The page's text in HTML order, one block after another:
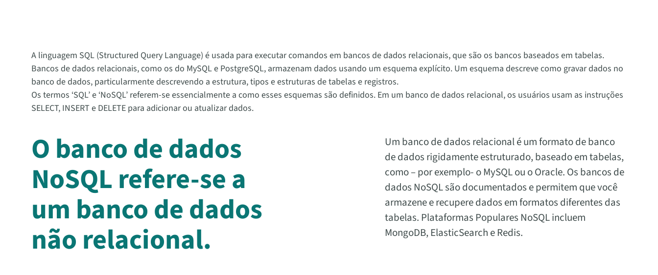
A linguagem SQL (Structured Query Language) é usada para executar comandos em bancos de dados relacionais, que são os bancos baseados em tabelas.
Bancos de dados relacionais, como os do MySQL e PostgreSQL, armazenam dados usando um esquema explícito. Um esquema descreve como gravar dados no
banco de dados, particularmente descrevendo a estrutura, tipos e estruturas de tabelas e registros.
Os termos ‘SQL’ e ‘NoSQL’ referem-se essencialmente a como esses esquemas são definidos. Em um banco de dados relacional, os usuários usam as instruções
SELECT, INSERT e DELETE para adicionar ou atualizar dados.
O banco de dados
NoSQL refere-se a
um banco de dados
não relacional.
Um banco de dados relacional é um formato de banco
de dados rigidamente estruturado, baseado em tabelas,
como – por exemplo- o MySQL ou o Oracle. Os bancos de
dados NoSQL são documentados e permitem que você
armazene e recupere dados em formatos diferentes das
tabelas. Plataformas Populares NoSQL incluem
MongoDB, ElasticSearch e Redis.